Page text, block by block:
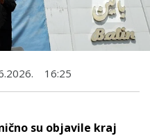
16:25
su objavile kraj